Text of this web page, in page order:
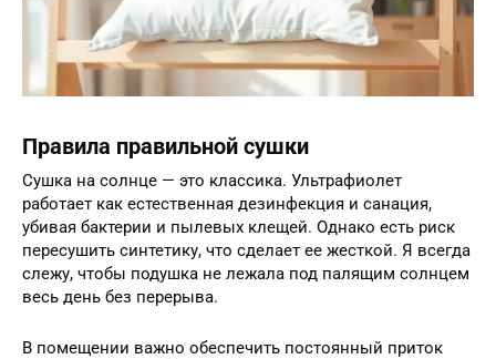
Правила правильной сушки
Сушка на солнце — это классика. Ультрафиолет
работает как естественная дезинфекция и санация,
убивая бактерии и пылевых клещей. Однако есть риск
пересушить синтетику, что сделает ее жесткой. Я всегда
слежу, чтобы подушка не лежала под палящим солнцем
весь день без перерыва.
В помещении важно обеспечить постоянный приток